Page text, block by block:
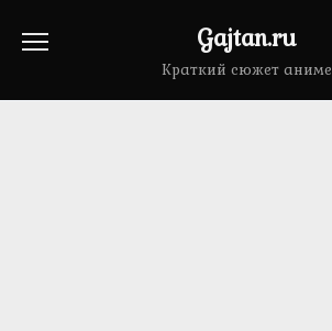
Gajtan.ru
Краткий сюжет аниме